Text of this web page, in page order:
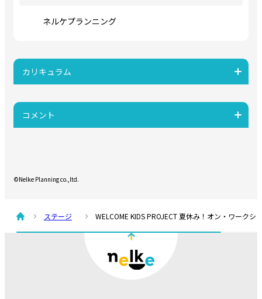
ネルケプランニング
カリキュラム
コメント
©Nelke Planning co.,ltd.
ステージ WELCOME KIDS PROJECT 夏休み！オン・ワークシ